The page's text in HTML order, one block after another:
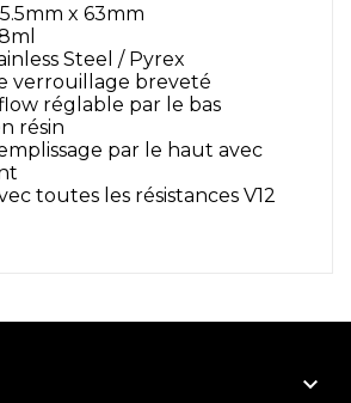
x 63mm
Steel / Pyrex
verrouillage breveté
réglable par le bas
résin
par le haut avec
toutes les résistances V12
